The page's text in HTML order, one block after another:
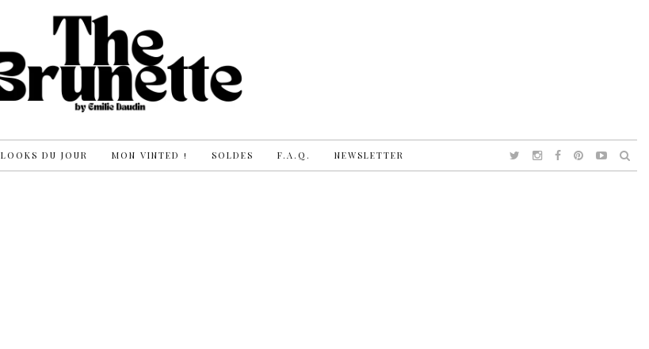
LOOKS DU JOUR MON VINTED ! SOLDES F.A.Q. NEWSLETTER